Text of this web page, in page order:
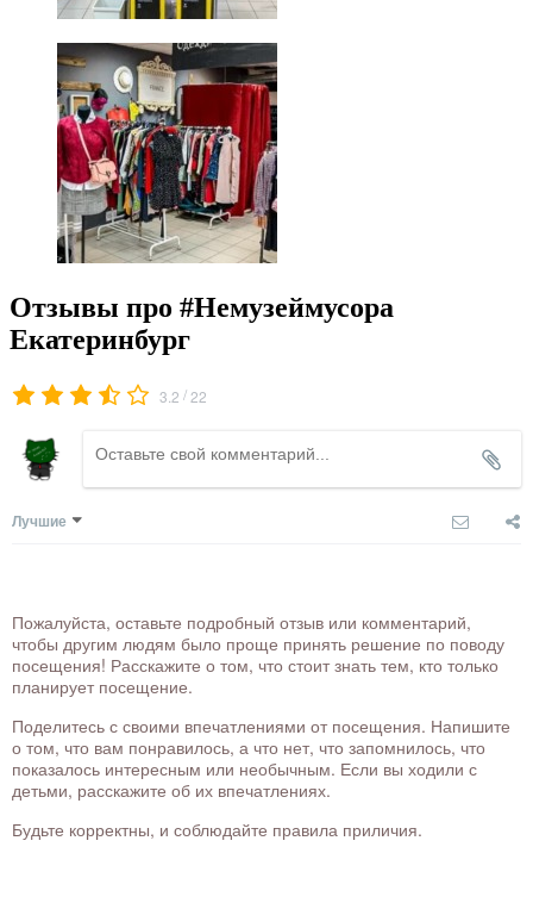
Отзывы про #Немузеймусора
Екатеринбург
3.2 /22
Лучшие
Пожалуйста, оставьте подробный отзыв или комментарий,
чтобы другим людям было проще принять решение по поводу
посещения! Расскажите о том, что стоит знать тем, кто только
планирует посещение.
Поделитесь с своими впечатлениями от посещения. Напишите
о том, что вам понравилось, а что нет, что запомнилось, что
показалось интересным или необычным. Если вы ходили с
детьми, расскажите об их впечатлениях.
Будьте корректны, и соблюдайте правила приличия.